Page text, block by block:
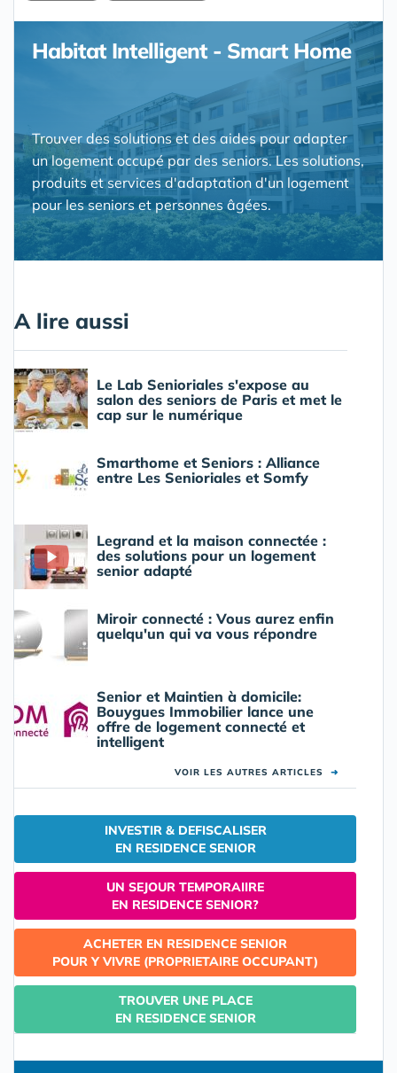
Habitat Intelligent - Smart Home
Trouver des solutions et des aides pour adapter
un logement occupé par des seniors. Les solutions,
produits et services d'adaptation d'un logement
pour les seniors et personnes âgées.
A lire aussi
Le Lab Senioriales s'expose au
salon des seniors de Paris et met le
cap sur le numérique
Smarthome et Seniors : Alliance
entre Les Senioriales et Somfy
Legrand et la maison connectée :
des solutions pour un logement
senior adapté
Miroir connecté : Vous aurez enfin
quelqu'un qui va vous répondre
Senior et Maintien à domicile:
Bouygues Immobilier lance une
offre de logement connecté et
intelligent
VOIR LES AUTRES ARTICLES ➜
INVESTIR & DEFISCALISER
EN RESIDENCE SENIOR
UN SEJOUR TEMPORAIIRE
EN RESIDENCE SENIOR?
ACHETER EN RESIDENCE SENIOR
POUR Y VIVRE (PROPRIETAIRE OCCUPANT)
TROUVER UNE PLACE
EN RESIDENCE SENIOR